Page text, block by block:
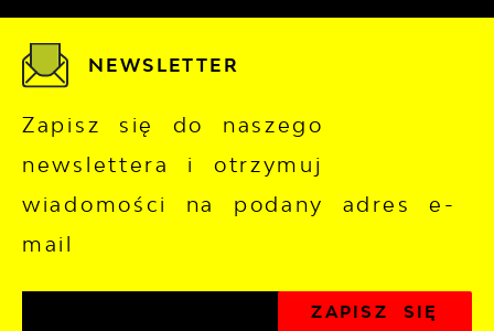
NEWSLETTER
Zapisz się do naszego
newslettera i otrzymuj
wiadomości na podany adres e-
mail